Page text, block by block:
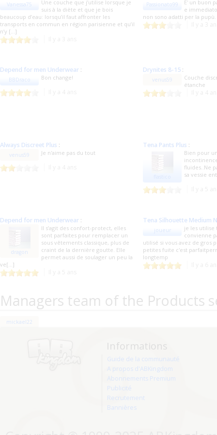
Vanessa75
Une couche que j’utilise lorsque je
suis à la diète et que je bois
beaucoup d’eau: lorsqu’il faut affronter les
transports en commun en région parisienne et qu’il
n’y [...]
Passionato99
E' un buon
e
non sono adatti per la pupù.
Depend for men Underwear :
BBDraco Bon change!
Drynites 8-15 :
venus59
Couche
étanche
Always Discreet Plus :
venus59 Je n'aime pas du tout
Tena Pants Plus :
Bien pour
fluides..Ne
sa vessie
Depend for men Underwear :
dragon
Il s’agit des confort-protect, elles
sont parfaites pour remplacer un
sous vêtements classique, plus de
craint de la dernière goutte. Elle
permet aussi de soulager un peu la
ve[...]
Tena Silhouette Medium
joueur
je les
convienne
utilisé si vous avez de gros
petites fuite c'est
longtemp
Managers team of the Products
mickael22
Informations
Guide de la communauté
A propos d'ABKingdom
Abonnements Premium
Publicité
Recrutement
Bannières